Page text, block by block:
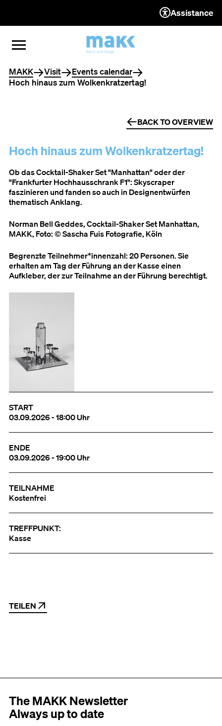
TO THE CONTENT
TO THE NAVIGATION
TO THE FOOTER
OPEN MENU
CLOSE MENU
Assistance
You are here
MAKK Visit
Events calendar
Hoch hinaus zum Wolkenkratzertag!
BACK TO OVERVIEW
Hoch hinaus zum Wolkenkratzertag!
Ob das Cocktail-Shaker Set "Manhattan" oder der
"Frankfurter Hochhausschrank F1": Skyscraper
faszinieren und fanden so auch in Designentwürfen
thematisch Anklang.
Norman Bell Geddes, Cocktail-Shaker Set Manhattan,
MAKK, Foto: © Sascha Fuis Fotografie, Köln
Begrenzte Teilnehmer*innenzahl: 20 Personen. Sie
erhalten am Tag der Führung an der Kasse einen
Aufkleber, der zur Teilnahme an der Führung berechtigt.
START
03.09.2026 - 18:00 Uhr
ENDE
03.09.2026 - 19:00 Uhr
TEILNAHME
Kostenfrei
TREFFPUNKT:
Kasse
TEILEN
The MAKK Newsletter
Always up to date